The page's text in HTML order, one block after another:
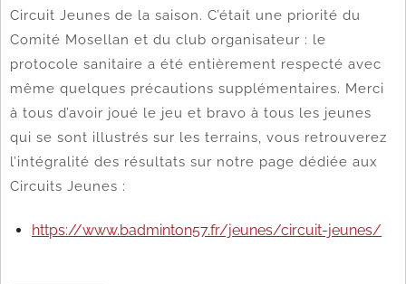
Circuit Jeunes de la saison. C’était une priorité du
Comité Mosellan et du club organisateur : le
protocole sanitaire a été entièrement respecté avec
même quelques précautions supplémentaires. Merci
à tous d’avoir joué le jeu et bravo à tous les jeunes
qui se sont illustrés sur les terrains, vous retrouverez
l’intégralité des résultats sur notre page dédiée aux
Circuits Jeunes :
https://www.badminton57.fr/jeunes/circuit-jeunes/